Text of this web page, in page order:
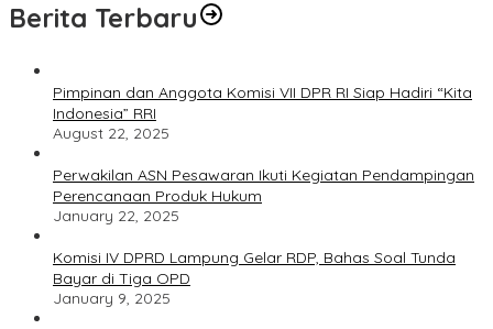
Berita Terbaru
Pimpinan dan Anggota Komisi VII DPR RI Siap Hadiri “Kita
Indonesia” RRI
August 22, 2025
Perwakilan ASN Pesawaran Ikuti Kegiatan Pendampingan
Perencanaan Produk Hukum
January 22, 2025
Komisi IV DPRD Lampung Gelar RDP, Bahas Soal Tunda
Bayar di Tiga OPD
January 9, 2025